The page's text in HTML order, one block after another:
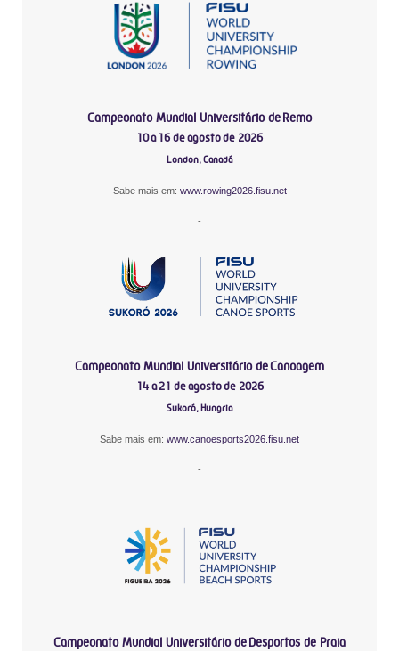
Campeonato Mundial Universitário de Remo
10 a 16 de agosto de 2026
London, Canadá
Sabe mais em: www.rowing2026.fisu.net
-
Campeonato Mundial Universitário de Canoagem
14 a 21 de agosto de 2026
Sukoró, Hungria
Sabe mais em: www.canoesports2026.fisu.net
-
Campeonato Mundial Universitário de Desportos de Praia